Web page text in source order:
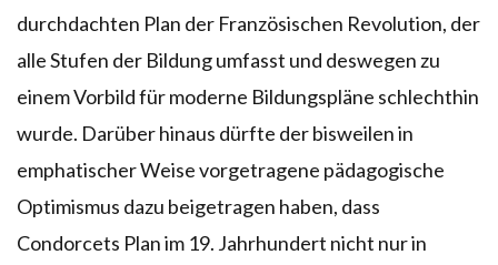
durchdachten Plan der Französischen Revolution, der
alle Stufen der Bildung umfasst und deswegen zu
einem Vorbild für moderne Bildungspläne schlechthin
wurde. Darüber hinaus dürfte der bisweilen in
emphatischer Weise vorgetragene pädagogische
Optimismus dazu beigetragen haben, dass
Condorcets Plan im 19. Jahrhundert nicht nur in